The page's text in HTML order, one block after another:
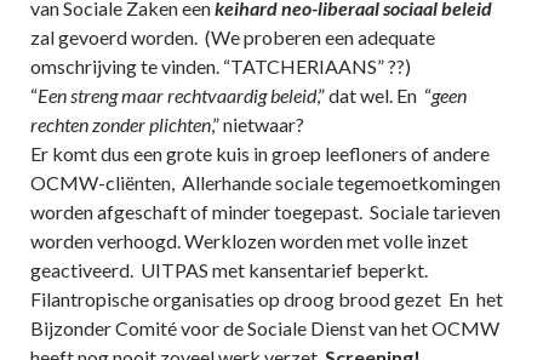
van Sociale Zaken eenkeihard neo-liberaal sociaal beleid
zal gevoerd worden. (We proberen een adequate
omschrijving te vinden. “TATCHERIAANS” ??)
“Een streng maar rechtvaardig beleid,” dat wel. En “geen
rechten zonder plichten,” nietwaar?
Er komt dus een grote kuis in groep leefloners of andere
OCMW-cliënten, Allerhande sociale tegemoetkomingen
worden afgeschaft of minder toegepast. Sociale tarieven
worden verhoogd. Werklozen worden met volle inzet
geactiveerd. UITPAS met kansentarief beperkt.
Filantropische organisaties op droog brood gezet En het
Bijzonder Comité voor de Sociale Dienst van het OCMW